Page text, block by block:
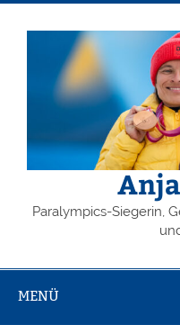
Zum
springen
Paralympics-Siegerin,
MENÜ